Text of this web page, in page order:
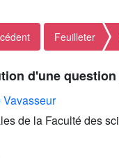
Feuilleter
d'une
Vavasseur
de la Faculté des